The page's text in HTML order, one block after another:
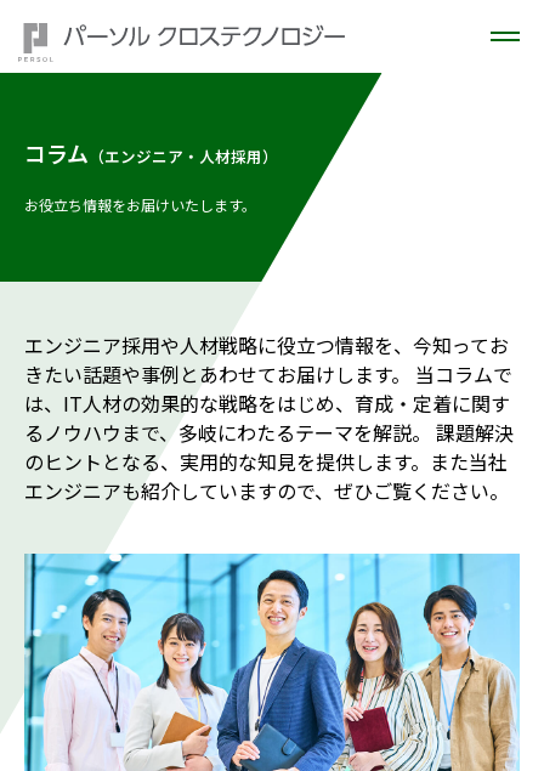
コラム （エンジニア・人材採用）
お役立ち情報をお届けいたします。
エンジニア採用や人材戦略に役立つ情報を、今知ってお
きたい話題や事例とあわせてお届けします。 当コラムで
は、IT人材の効果的な戦略をはじめ、育成・定着に関す
るノウハウまで、多岐にわたるテーマを解説。 課題解決
のヒントとなる、実用的な知見を提供します。また当社
エンジニアも紹介していますので、ぜひご覧ください。